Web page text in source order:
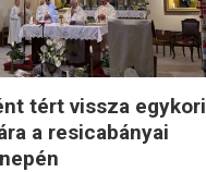
tért vissza egykori
a resicabányai